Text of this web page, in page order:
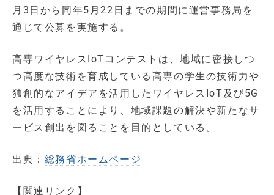
月3日から同年5月22日までの期間に運営事務局を
通じて公募を実施する。
高専ワイヤレスIoTコンテストは、地域に密接しつ
つ高度な技術を育成している高専の学生の技術力や
独創的なアイデアを活用したワイヤレスIoT及び5G
を活用することにより、地域課題の解決や新たなサ
ービス創出を図ることを目的としている。
出典： 総務省ホームページ
【関連リンク】